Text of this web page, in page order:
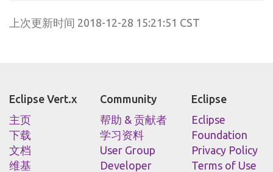
上次更新时间 2018-12-28 15:21:51 CST
Eclipse Vert.x
主页
下载
文档
维基
Community
帮助 & 贡献者
学习资料
User Group
Developer
Eclipse
Eclipse
Foundation
Privacy Policy
Terms of Use